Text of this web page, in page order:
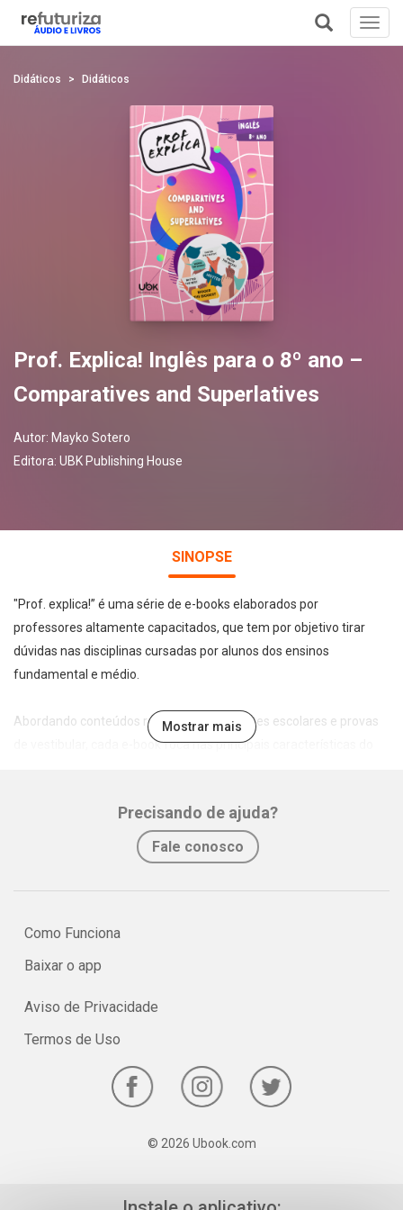
Didáticos Didáticos
Prof. Explica! Inglês para o 8º ano –
Comparatives and Superlatives
Autor: Mayko Sotero
Editora: UBK Publishing House
SINOPSE
"Prof. explica!” é uma série de e-books elaborados por
professores altamente capacitados, que tem por objetivo tirar
dúvidas nas disciplinas cursadas por alunos dos ensinos
fundamental e médio.
Abordando conteúdos recorrentes em testes escolares e provas
de vestibular, cada e-book foca nas principais características do
No e-book "Prof. explica!” Inglês para o 8º ano serão vistos os
principais pontos sobre o uso dos comparativos e superlativos em
Mostrar mais
Precisando de ajuda?
Fale conosco
Como Funciona
Baixar o app
Aviso de Privacidade
Termos de Uso
© 2026 Ubook.com